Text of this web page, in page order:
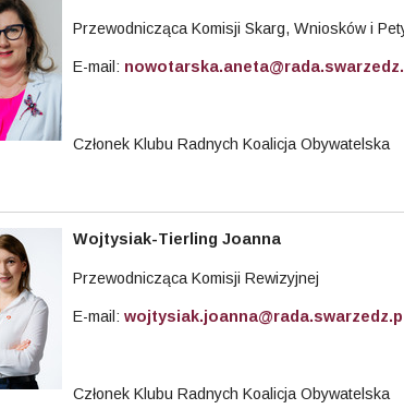
Przewodnicząca Komisji Skarg, Wniosków i
E-mail:
Członek Klubu Radnych Koalicja Obywatelska
Wojtysiak-Tierling Joanna
Przewodnicząca Komisji Rewizyjnej
E-mail:
Członek Klubu Radnych Koalicja Obywatelska